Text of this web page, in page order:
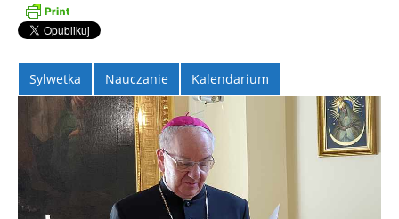
Sylwetka Nauczanie Kalendarium